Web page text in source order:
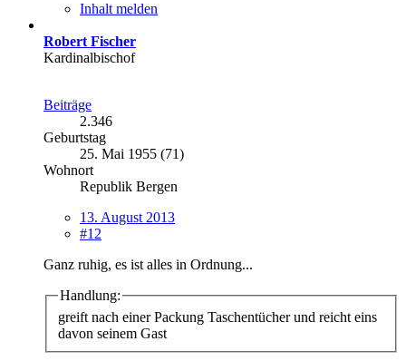
Inhalt melden
Robert Fischer
Kardinalbischof
Beiträge
2.346
Geburtstag
25. Mai 1955 (71)
Wohnort
Republik Bergen
13. August 2013
#12
Ganz ruhig, es ist alles in Ordnung...
Handlung:
greift nach einer Packung Taschentücher und reicht eins
davon seinem Gast